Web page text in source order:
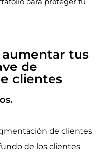
tus
de
clientes
de clientes
de los clientes